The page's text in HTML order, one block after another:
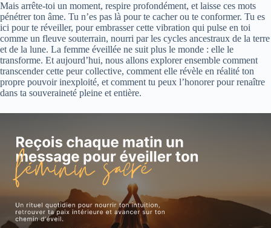
Mais arrête-toi un moment, respire profondément, et laisse ces mots
pénétrer ton âme. Tu n’es pas là pour te cacher ou te conformer. Tu es
ici pour te réveiller, pour embrasser cette vibration qui pulse en toi
comme un fleuve souterrain, nourri par les cycles ancestraux de la terre
et de la lune. La femme éveillée ne suit plus le monde : elle le
transforme. Et aujourd’hui, nous allons explorer ensemble comment
transcender cette peur collective, comment elle révèle en réalité ton
propre pouvoir inexploité, et comment tu peux l’honorer pour renaître
dans ta souveraineté pleine et entière.